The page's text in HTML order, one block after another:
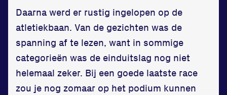
Locatie
Daarna werd er rustig ingelopen op de
atletiekbaan. Van de gezichten was de
spanning af te lezen, want in sommige
categorieën was de einduitslag nog niet
helemaal zeker. Bij een goede laatste race
zou je nog zomaar op het podium kunnen